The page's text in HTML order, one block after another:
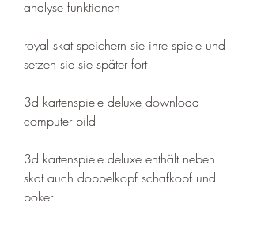
analyse funktionen
royal skat speichern sie ihre spiele und
setzen sie sie später fort
3d kartenspiele deluxe download
computer bild
3d kartenspiele deluxe enthält neben
skat auch doppelkopf schafkopf und
poker